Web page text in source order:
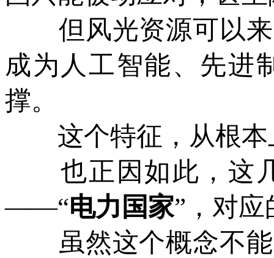
但风光资源可以来
成为人工智能、先进
撑。
这个特征，从根本
也正因如此，这几
——“电力国家”，对
虽然这个概念不能